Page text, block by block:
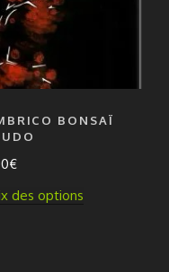
BONSAÏ
€
des optionsCe